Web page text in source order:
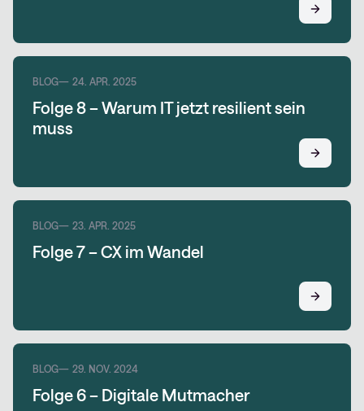
BLOG 24. APR. 2025
Folge 8 – Warum IT jetzt resilient sein
muss
BLOG 23. APR. 2025
Folge 7 – CX im Wandel
BLOG 29. NOV. 2024
Folge 6 – Digitale Mutmacher